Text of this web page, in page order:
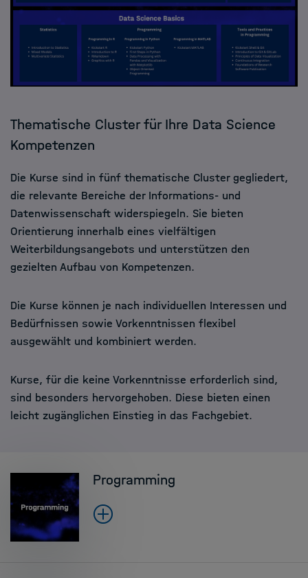
Thematische Cluster für Ihre Data Science
Kompetenzen
Die Kurse sind in fünf thematische Cluster gegliedert,
die relevante Bereiche der Informations- und
Datenwissenschaft widerspiegeln. Sie bieten
Orientierung innerhalb eines vielfältigen
Weiterbildungsangebots und unterstützen den
gezielten Aufbau von Kompetenzen.
Die Kurse können je nach individuellen Interessen und
Bedürfnissen sowie Vorkenntnissen flexibel
ausgewählt und kombiniert werden.
Kurse, für die keine Vorkenntnisse erforderlich sind,
sind besonders hervorgehoben. Diese bieten einen
leicht zugänglichen Einstieg in das Fachgebiet.
Programming